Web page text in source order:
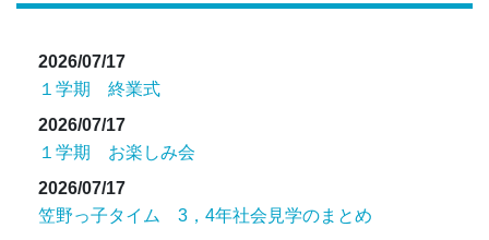
2026/07/17
１学期 終業式
2026/07/17
１学期 お楽しみ会
2026/07/17
笠野っ子タイム 3，4年社会見学のまとめ